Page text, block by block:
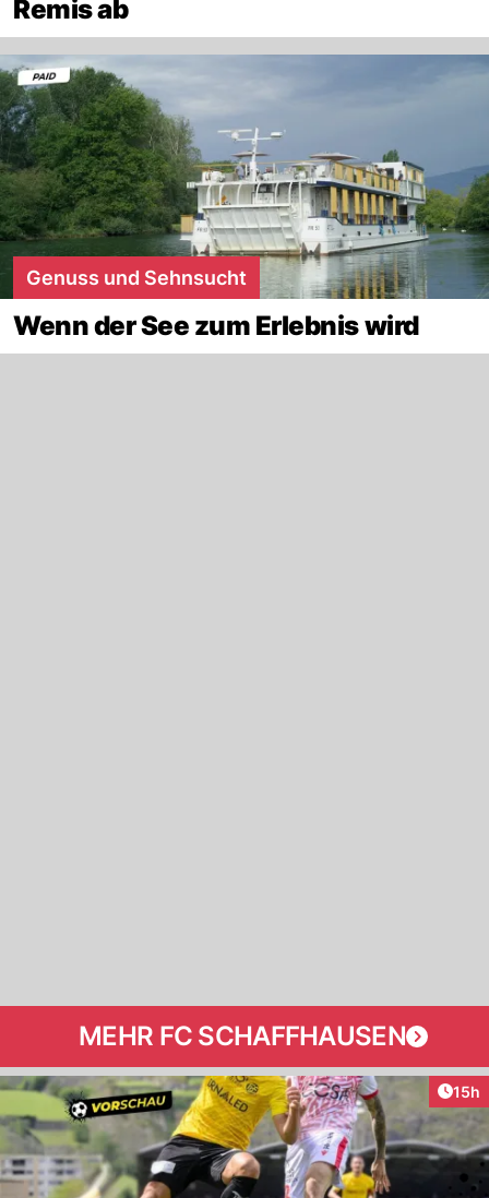
Remis ab
Genuss und Sehnsucht
Wenn der See zum Erlebnis wird
MEHR FC SCHAFFHAUSEN
15h